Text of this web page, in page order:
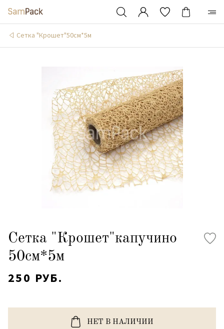
Сетка "Крошет"50см*5м
Сетка "Крошет"капучино
50см*5м
250 РУБ.
НЕТ В НАЛИЧИИ